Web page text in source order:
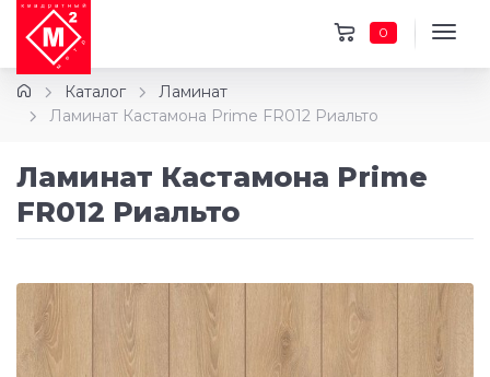
0
Каталог
Ламинат
Ламинат Кастамона Prime FR012 Риальто
Ламинат Кастамона Prime
FR012 Риальто